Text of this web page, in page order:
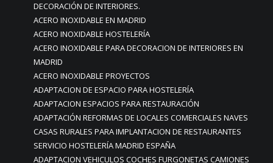
DECORACIÓN DE INTERIORES.
ACERO INOXIDABLE EN MADRID
ACERO INOXIDABLE HOSTELERÍA
ACERO INOXIDABLE PARA DECORACION DE INTERIORES EN
MADRID
ACERO INOXIDABLE PROYECTOS
ADAPTACION DE ESPACIO PARA HOSTELERÍA
ADAPTACION ESPACIOS PARA RESTAURACIÓN
ADAPTACIÓN REFORMAS DE LOCALES COMERCIALES NAVES
CASAS RURALES PARA IMPLANTACION DE RESTAURANTES
SERVICIO HOSTELERÍA MADRID ESPAÑA
ADAPTACION VEHICULOS COCHES FURGONETAS CAMIONES